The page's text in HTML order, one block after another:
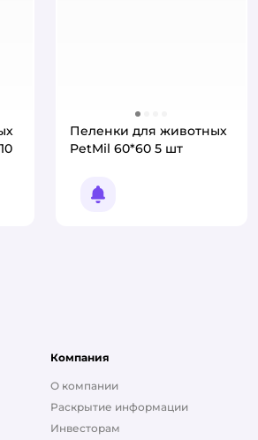
Пеленки для животных
PetMil 60*60 5 шт
Уведомить о появлении
Компания
О компании
Раскрытие информации
Инвесторам